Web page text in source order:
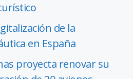
de la
en España
proyecta renovar su